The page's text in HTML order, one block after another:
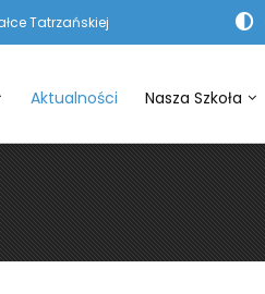
Tatrzańskiej
Aktualności Nasza Szkoła